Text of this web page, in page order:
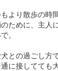
より散歩の時
ために、主人
。
との過ごし方
に接してても